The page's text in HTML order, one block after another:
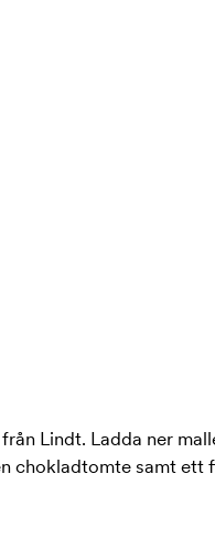
Lindt. Ladda ner
chokladtomte samt ett